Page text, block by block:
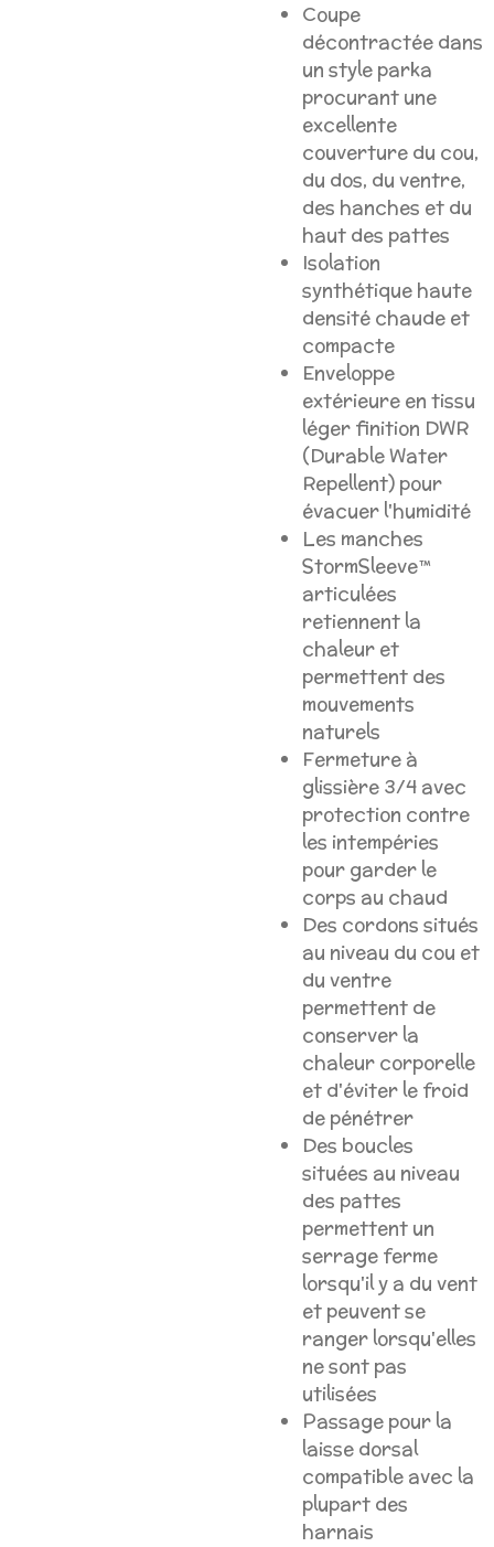
Coupe
décontractée dans
un style parka
procurant une
excellente
couverture du cou,
du dos, du ventre,
des hanches et du
haut des pattes
Isolation
synthétique haute
densité chaude et
compacte
Enveloppe
extérieure en tissu
léger finition DWR
(Durable Water
Repellent) pour
évacuer l'humidité
Les manches
StormSleeve™
articulées
retiennent la
chaleur et
permettent des
mouvements
naturels
Fermeture à
glissière 3/4 avec
protection contre
les intempéries
pour garder le
corps au chaud
Des cordons situés
au niveau du cou et
du ventre
permettent de
conserver la
chaleur corporelle
et d'éviter le froid
de pénétrer
Des boucles
situées au niveau
des pattes
permettent un
serrage ferme
lorsqu'il y a du vent
et peuvent se
ranger lorsqu'elles
ne sont pas
utilisées
Passage pour la
laisse dorsal
compatible avec la
plupart des
harnais